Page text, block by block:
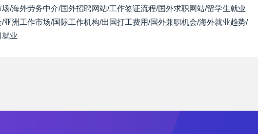
/海外劳务中介/国外招聘网站/工作签证流程/国外求职网站/留学生就业
洲工作市场/国际工作机构/出国打工费用/国外兼职机会/海外就业趋势/
业